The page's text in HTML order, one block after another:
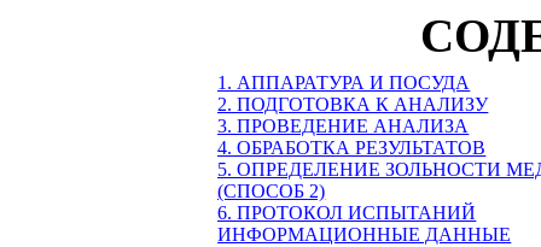
1. АППАРАТУРА И ПОСУДА
2. ПОДГОТОВКА К АНАЛИЗУ
3. ПРОВЕДЕНИЕ АНАЛИЗА
4. ОБРАБОТКА РЕЗУЛЬТАТОВ
5. ОПРЕДЕЛЕНИЕ ЗОЛЬНОСТИ
(СПОСОБ 2)
6. ПРОТОКОЛ ИСПЫТАНИЙ
ИНФОРМАЦИОННЫЕ ДАННЫЕ